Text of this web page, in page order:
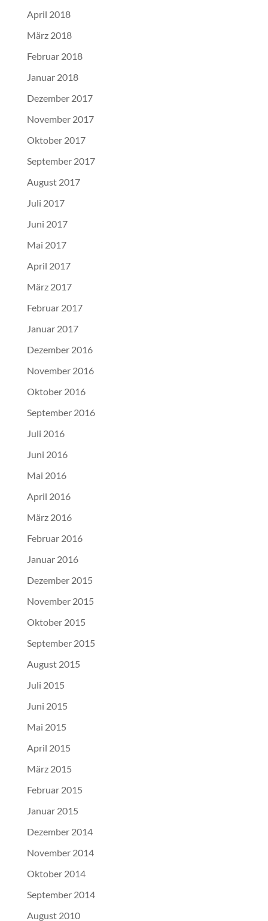
April 2018
März 2018
Februar 2018
Januar 2018
Dezember 2017
November 2017
Oktober 2017
September 2017
August 2017
Juli 2017
Juni 2017
Mai 2017
April 2017
März 2017
Februar 2017
Januar 2017
Dezember 2016
November 2016
Oktober 2016
September 2016
Juli 2016
Juni 2016
Mai 2016
April 2016
März 2016
Februar 2016
Januar 2016
Dezember 2015
November 2015
Oktober 2015
September 2015
August 2015
Juli 2015
Juni 2015
Mai 2015
April 2015
März 2015
Februar 2015
Januar 2015
Dezember 2014
November 2014
Oktober 2014
September 2014
August 2010